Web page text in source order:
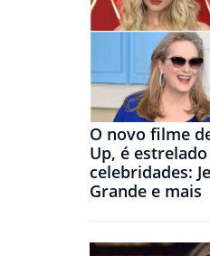
O novo filme
Up, é
celebridades:
Grande e mais